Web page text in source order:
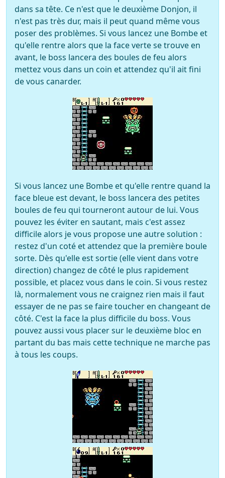
dans sa tête. Ce n'est que le deuxième Donjon, il
n'est pas très dur, mais il peut quand même vous
poser des problèmes. Si vous lancez une Bombe et
qu'elle rentre alors que la face verte se trouve en
avant, le boss lancera des boules de feu alors
mettez vous dans un coin et attendez qu'il ait fini
de vous canarder.
Si vous lancez une Bombe et qu'elle rentre quand la
face bleue est devant, le boss lancera des petites
boules de feu qui tourneront autour de lui. Vous
pouvez les éviter en sautant, mais c'est assez
difficile alors je vous propose une autre solution :
restez d'un coté et attendez que la première boule
sorte. Dès qu'elle est sortie (elle vient dans votre
direction) changez de côté le plus rapidement
possible, et placez vous dans le coin. Si vous restez
là, normalement vous ne craignez rien mais il faut
essayer de ne pas se faire toucher en changeant de
côté. C'est la face la plus difficile du boss. Vous
pouvez aussi vous placer sur le deuxième bloc en
partant du bas mais cette technique ne marche pas
à tous les coups.